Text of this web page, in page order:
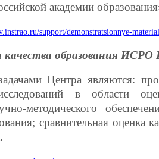
академии
support/demonstratsionnye-
образования ИСРО
Центра являются:
в области
методичеcкого
сравнительная оценка